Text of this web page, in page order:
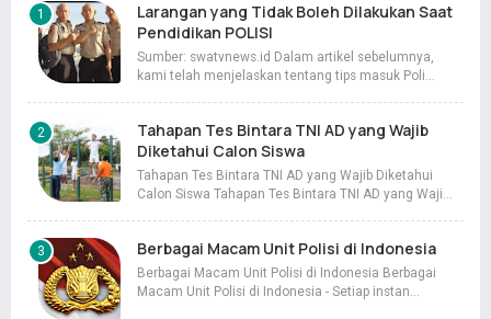
Larangan yang Tidak Boleh Dilakukan Saat
Pendidikan POLISI
Sumber: swatvnews.id Dalam artikel sebelumnya,
kami telah menjelaskan tentang tips masuk Poli…
Tahapan Tes Bintara TNI AD yang Wajib
Diketahui Calon Siswa
Tahapan Tes Bintara TNI AD yang Wajib Diketahui
Calon Siswa Tahapan Tes Bintara TNI AD yang Waji…
Berbagai Macam Unit Polisi di Indonesia
Berbagai Macam Unit Polisi di Indonesia Berbagai
Macam Unit Polisi di Indonesia - Setiap instan…